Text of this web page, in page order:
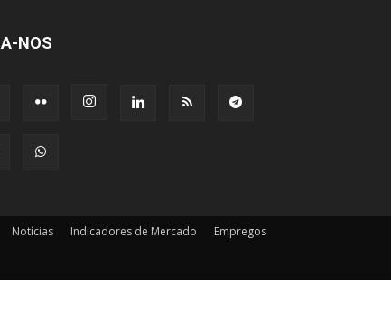
NOS
Notícias Indicadores de Mercado Empregos